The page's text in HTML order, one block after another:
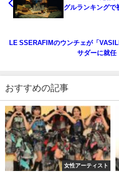
グルランキングで
LE SSERAFIMのウンチェが「
サダーに就任
おすすめの記事
女性アーティスト